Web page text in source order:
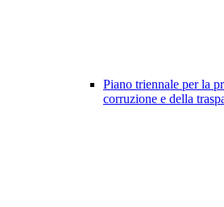
Piano triennale per la
corruzione e della